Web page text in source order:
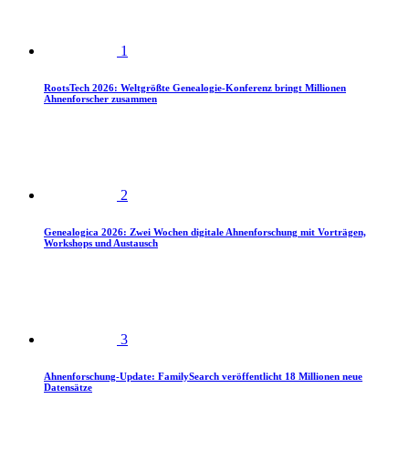
1
RootsTech 2026: Weltgrößte Genealogie-Konferenz bringt Millionen
Ahnenforscher zusammen
2
Genealogica 2026: Zwei Wochen digitale Ahnenforschung mit Vorträgen,
Workshops und Austausch
3
Ahnenforschung-Update: FamilySearch veröffentlicht 18 Millionen neue
Datensätze